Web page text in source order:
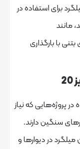
در
نیاز
و